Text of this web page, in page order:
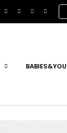
BABIES&YOU